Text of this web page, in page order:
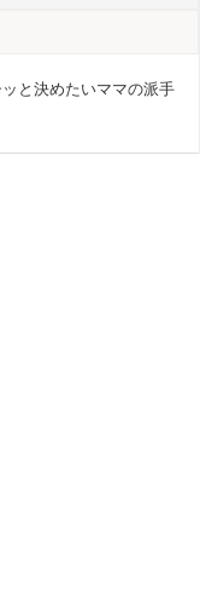
と決めたいママの派手